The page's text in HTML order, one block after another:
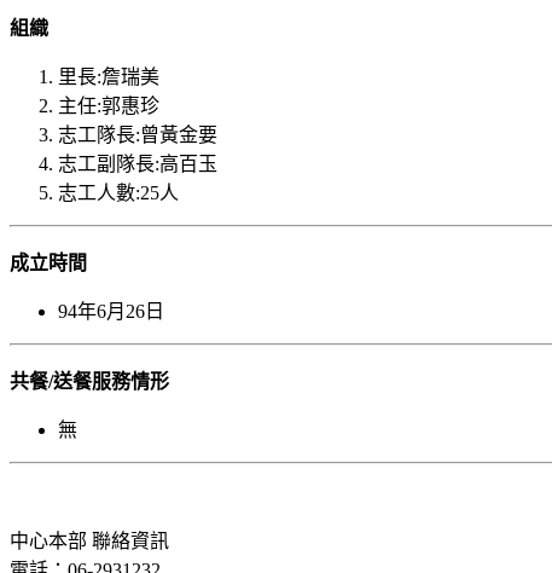
組織
里長:詹瑞美
主任:郭惠珍
志工隊長:曾黃金要
志工副隊長:高百玉
志工人數:25人
成立時間
94年6月26日
共餐/送餐服務情形
無
中心本部 聯絡資訊